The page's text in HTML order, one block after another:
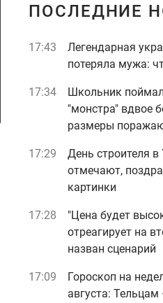
ПОСЛЕДНИЕ
17:43
Легендарная
потеряла мужа:
17:34
Школьник
"монстра" вдвое
размеры
17:29
День строителя в
отмечают,
картинки
17:28
"Цена будет
отреагирует на
назван сценарий
17:09
Гороскоп на
августа: